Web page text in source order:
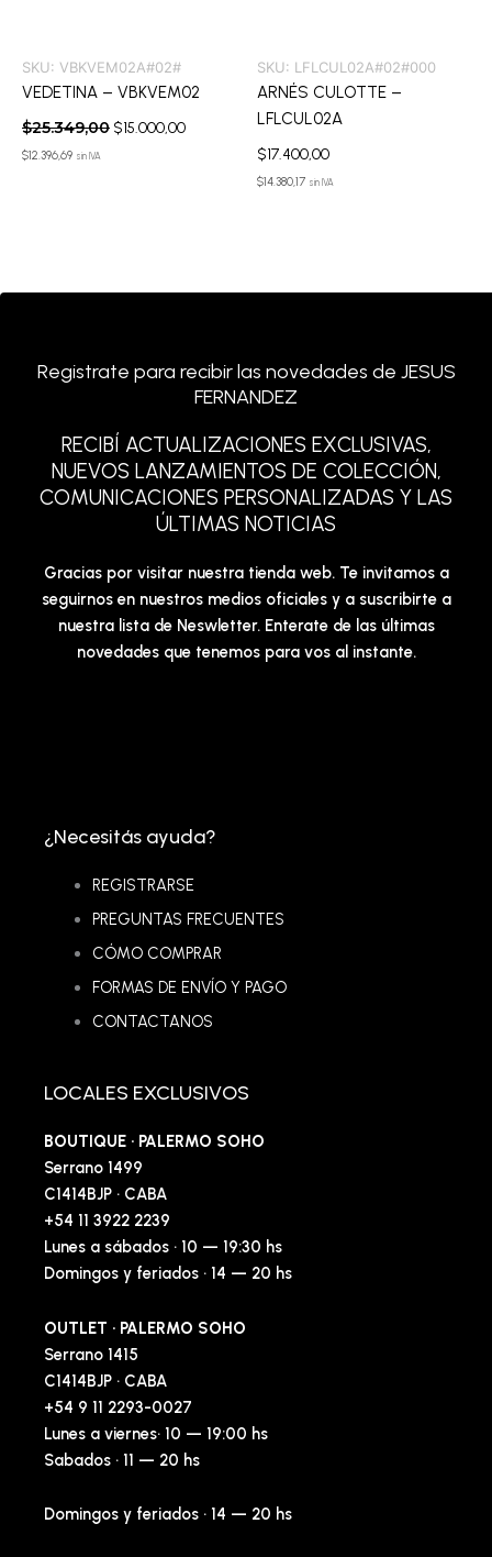
SKU: VBKVEM02A#02#
VEDETINA – VBKVEM02
$25.349,00 $15.000,00
$12.396,69 sin IVA
SKU: LFLCUL02A#02#000
ARNÉS CULOTTE –
LFLCUL02A
$17.400,00
$14.380,17 sin IVA
Registrate para recibir las novedades de JESUS
FERNANDEZ
RECIBÍ ACTUALIZACIONES EXCLUSIVAS,
NUEVOS LANZAMIENTOS DE COLECCIÓN,
COMUNICACIONES PERSONALIZADAS Y LAS
ÚLTIMAS NOTICIAS
Gracias por visitar nuestra tienda web. Te invitamos a
seguirnos en nuestros medios oficiales y a suscribirte a
nuestra lista de Neswletter. Enterate de las últimas
novedades que tenemos para vos al instante.
¿Necesitás ayuda?
REGISTRARSE
PREGUNTAS FRECUENTES
CÓMO COMPRAR
FORMAS DE ENVÍO Y PAGO
CONTACTANOS
LOCALES EXCLUSIVOS
BOUTIQUE · PALERMO SOHO
Serrano 1499
C1414BJP · CABA
+54 11 3922 2239
Lunes a sábados · 10 — 19:30 hs
Domingos y feriados · 14 — 20 hs
OUTLET · PALERMO SOHO
Serrano 1415
C1414BJP · CABA
+54 9 11 2293-0027
Lunes a viernes· 10 — 19:00 hs
Sabados · 11 — 20 hs
Domingos y feriados · 14 — 20 hs